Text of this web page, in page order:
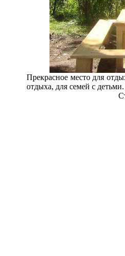
Прекрасное место для
отдыха, для семей с